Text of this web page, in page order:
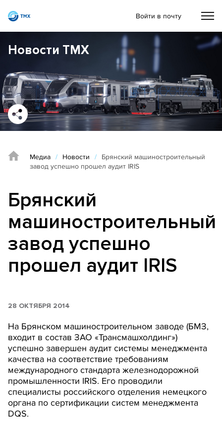
Войти в почту
Новости ТМХ
Медиа / Новости /
Брянский машиностроительный
завод успешно прошел аудит IRIS
Брянский
машиностроительный
завод успешно
прошел аудит IRIS
28 ОКТЯБРЯ 2014
На Брянском машиностроительном заводе (БМЗ,
входит в состав ЗАО «Трансмашхолдинг»)
успешно завершен аудит системы менеджмента
качества на соответствие требованиям
международного стандарта железнодорожной
промышленности IRIS. Его проводили
специалисты российского отделения немецкого
органа по сертификации систем менеджмента
DQS.